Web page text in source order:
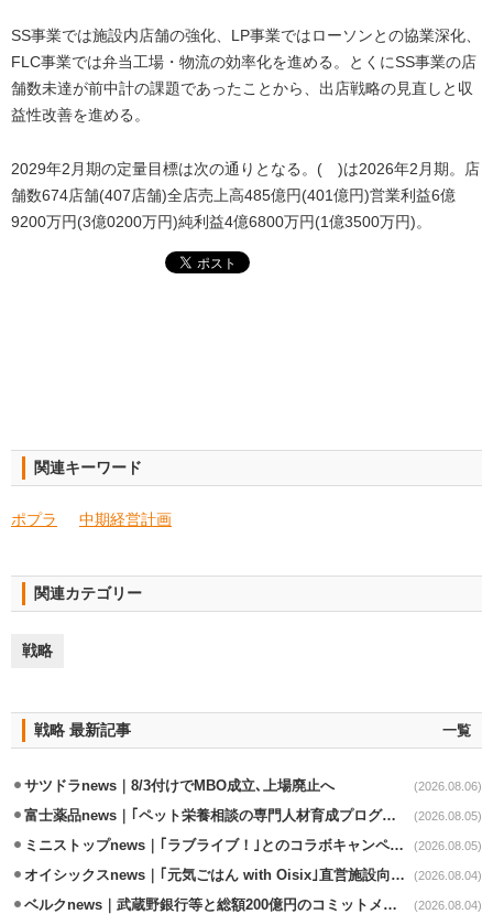
SS事業では施設内店舗の強化、LP事業ではローソンとの協業深化、
FLC事業では弁当工場・物流の効率化を進める。とくにSS事業の店
舗数未達が前中計の課題であったことから、出店戦略の見直しと収
益性改善を進める。
2029年2月期の定量目標は次の通りとなる。( )は2026年2月期。店
舗数674店舗(407店舗)全店売上高485億円(401億円)営業利益6億
9200万円(3億0200万円)純利益4億6800万円(1億3500万円)。
関連キーワード
ポプラ 中期経営計画
関連カテゴリー
戦略
戦略 最新記事 一覧
サツドラnews｜8/3付けでMBO成立､上場廃止へ (2026.08.06)
富士薬品news｜｢ペット栄養相談の専門人材育成プログラム｣7月から開始 (2026.08.05)
ミニストップnews｜｢ラブライブ！｣とのコラボキャンペーン8/5から開催 (2026.08.05)
オイシックスnews｜｢元気ごはん with Oisix｣直営施設向けサービスを開始 (2026.08.04)
ベルクnews｜武蔵野銀行等と総額200億円のコミットメント契約 (2026.08.04)